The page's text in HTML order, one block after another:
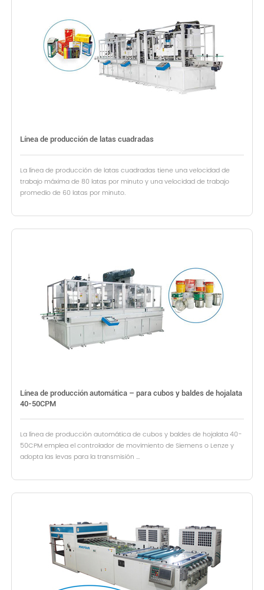
Línea de producción de latas cuadradas
La línea de producción de latas cuadradas tiene una velocidad de
trabajo máxima de 80 latas por minuto y una velocidad de trabajo
promedio de 60 latas por minuto.
Línea de producción automática – para cubos y baldes de hojalata
40-50CPM
La línea de producción automática de cubos y baldes de hojalata 40-
50CPM emplea el controlador de movimiento de Siemens o Lenze y
adopta las levas para la transmisión ...